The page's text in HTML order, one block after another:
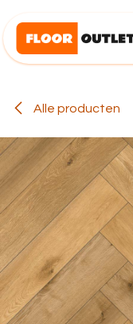
Alle producten